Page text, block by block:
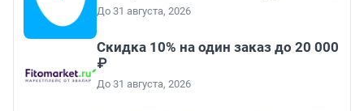
До 31 августа, 2026
Скидка 10% на один заказ до 20 000
₽
До 31 августа, 2026